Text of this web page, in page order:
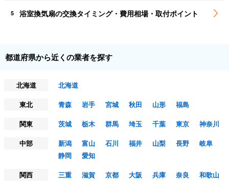
5 浴室換気扇の交換タイミング・費用相場・取付ポイント
都道府県から近くの業者を探す
北海道
北海道
東北
青森 岩手 宮城 秋田 山形
福島
関東
茨城 栃木 群馬 埼玉 千葉 東京
神奈川
中部
新潟 富山 石川 福井 山梨 長野
岐阜
静岡
愛知
関西
三重 滋賀 京都 大阪 兵庫 奈良
和歌山